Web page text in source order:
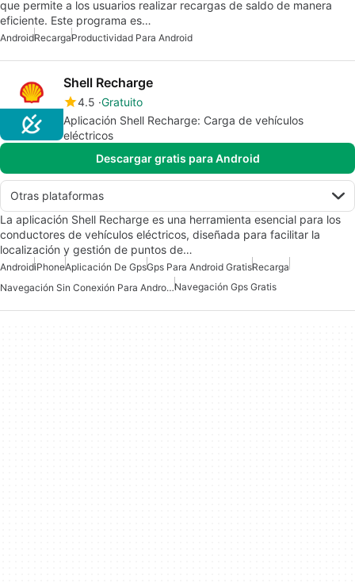
que permite a los usuarios realizar recargas de saldo de manera
eficiente. Este programa es…
AndroidRecargaProductividad Para Android
Shell Recharge
4.5 Gratuito
Aplicación Shell Recharge: Carga de vehículos
eléctricos
Descargar gratis para Android
Otras plataformas
La aplicación Shell Recharge es una herramienta esencial para los
conductores de vehículos eléctricos, diseñada para facilitar la
localización y gestión de puntos de…
AndroidiPhoneAplicación De GpsGps Para Android GratisRecarga
Navegación Sin Conexión Para Android GratisNavegación Gps Gratis